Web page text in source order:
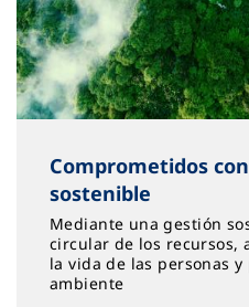
Comprometidos
sostenible
Mediante una gestión
circular de los recursos,
la vida de las personas
ambiente